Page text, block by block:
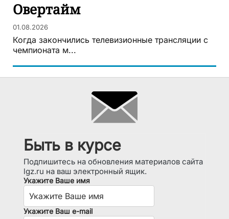
Овертайм
01.08.2026
Когда закончились телевизионные трансляции с
чемпионата м...
Быть в курсе
Подпишитесь на обновления материалов сайта
lgz.ru на ваш электронный ящик.
Укажите Ваше имя
Укажите Ваш e-mail